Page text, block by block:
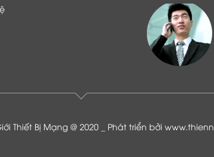
hàng đang sử dụng dịch vụ của
Thiết Bị Mạng @ 2020 _ Phát triển bởi